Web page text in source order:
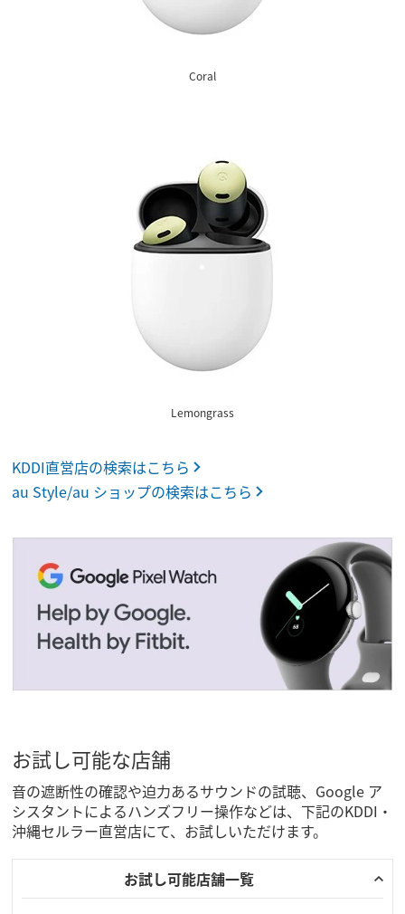
Coral
Lemongrass
KDDI直営店の検索はこちら
au Style/au ショップの検索はこちら
お試し可能な店舗
音の遮断性の確認や迫力あるサウンドの試聴、Google ア
シスタントによるハンズフリー操作などは、下記のKDDI・
沖縄セルラー直営店にて、お試しいただけます。
お試し可能店舗一覧